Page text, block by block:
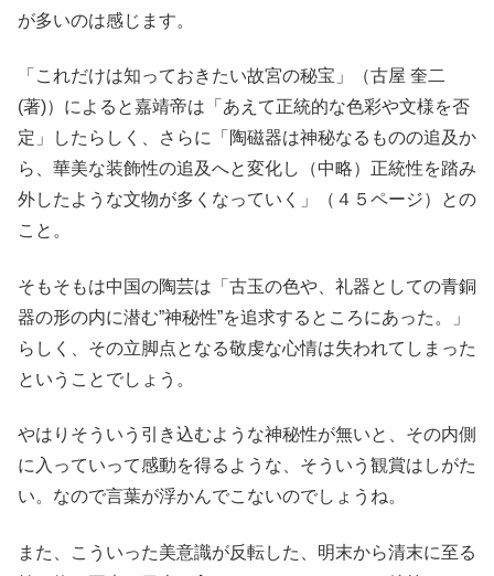
が多いのは感じます。
「これだけは知っておきたい故宮の秘宝」（古屋 奎二
(著)）によると嘉靖帝は「あえて正統的な色彩や文様を否
定」したらしく、さらに「陶磁器は神秘なるものの追及か
ら、華美な装飾性の追及へと変化し（中略）正統性を踏み
外したような文物が多くなっていく」（４５ページ）との
こと。
そもそもは中国の陶芸は「古玉の色や、礼器としての青銅
器の形の内に潜む”神秘性”を追求するところにあった。」
らしく、その立脚点となる敬虔な心情は失われてしまった
ということでしょう。
やはりそういう引き込むような神秘性が無いと、その内側
に入っていって感動を得るような、そういう観賞はしがた
い。なので言葉が浮かんでこないのでしょうね。
また、こういった美意識が反転した、明末から清末に至る